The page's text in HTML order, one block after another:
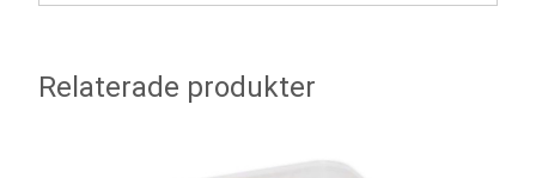
Relaterade produkter